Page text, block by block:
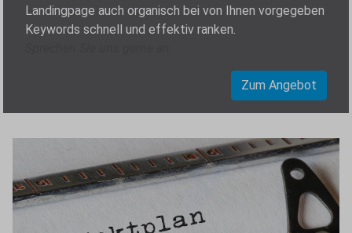
Landingpage auch organisch bei von Ihnen vorgegeben
Keywords schnell und effektiv ranken.
Zum Angebot